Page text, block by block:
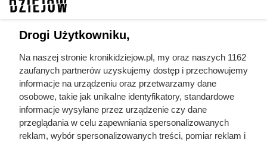
Drogi Użytkowniku,
Na naszej stronie kronikidziejow.pl, my oraz naszych 1162
zaufanych partnerów uzyskujemy dostęp i przechowujemy
informacje na urządzeniu oraz przetwarzamy dane
osobowe, takie jak unikalne identyfikatory, standardowe
informacje wysyłane przez urządzenie czy dane
przeglądania w celu zapewniania spersonalizowanych
reklam, wybór spersonalizowanych treści, pomiar reklam i